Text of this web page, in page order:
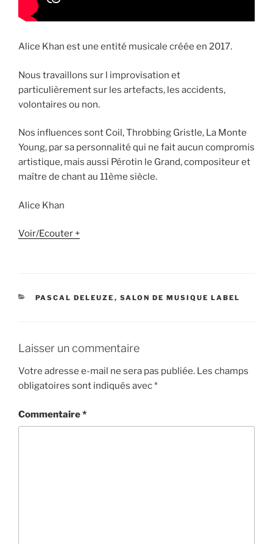
Alice Khan est une entité musicale créée en 2017.
Nous travaillons sur l improvisation et
particulièrement sur les artefacts, les accidents,
volontaires ou non.
Nos influences sont Coil, Throbbing Gristle, La Monte
Young, par sa personnalité qui ne fait aucun compromis
artistique, mais aussi Pérotin le Grand, compositeur et
maître de chant au 11ème siècle.
Alice Khan
Voir/Ecouter +
CATÉGORIES
PASCAL DELEUZE , SALON DE MUSIQUE LABEL
Laisser un commentaire
Votre adresse e-mail ne sera pas publiée. Les champs
obligatoires sont indiqués avec*
Commentaire*